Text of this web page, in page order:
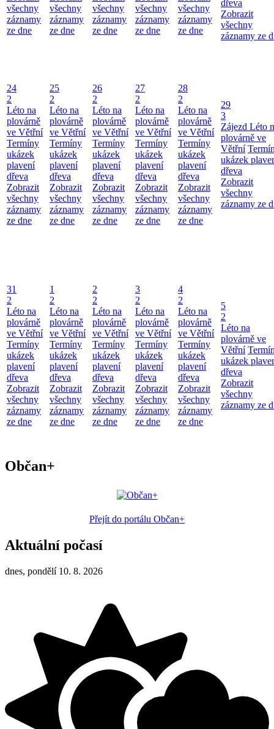
všechny
záznamy
ze dne
všechny
záznamy
ze dne
všechny
záznamy
ze dne
všechny
záznamy
ze dne
všechny
záznamy
ze dne
dřeva
Zobrazit
všechny
záznamy ze
24
2
Léto na
plovárně
ve Větřní
Termíny
ukázek
plavení
dřeva
Zobrazit
všechny
záznamy
ze dne
25
2
Léto na
plovárně
ve Větřní
Termíny
ukázek
plavení
dřeva
Zobrazit
všechny
záznamy
ze dne
26
2
Léto na
plovárně
ve Větřní
Termíny
ukázek
plavení
dřeva
Zobrazit
všechny
záznamy
ze dne
27
2
Léto na
plovárně
ve Větřní
Termíny
ukázek
plavení
dřeva
Zobrazit
všechny
záznamy
ze dne
28
2
Léto na
plovárně
ve Větřní
Termíny
ukázek
plavení
dřeva
Zobrazit
všechny
záznamy
ze dne
29
3
Zájezd Léto
plovárně ve
Větřní
ukázek
dřeva
Zobrazit
všechny
záznamy ze
31
2
Léto na
plovárně
ve Větřní
Termíny
ukázek
plavení
dřeva
Zobrazit
všechny
záznamy
ze dne
1
2
Léto na
plovárně
ve Větřní
Termíny
ukázek
plavení
dřeva
Zobrazit
všechny
záznamy
ze dne
2
2
Léto na
plovárně
ve Větřní
Termíny
ukázek
plavení
dřeva
Zobrazit
všechny
záznamy
ze dne
3
2
Léto na
plovárně
ve Větřní
Termíny
ukázek
plavení
dřeva
Zobrazit
všechny
záznamy
ze dne
4
2
Léto na
plovárně
ve Větřní
Termíny
ukázek
plavení
dřeva
Zobrazit
všechny
záznamy
ze dne
5
2
Léto na
plovárně ve
Větřní
ukázek
dřeva
Zobrazit
všechny
záznamy ze
Občan+
Přejít do portálu Občan+
Aktuální počasí
dnes, pondělí 10. 8. 2026